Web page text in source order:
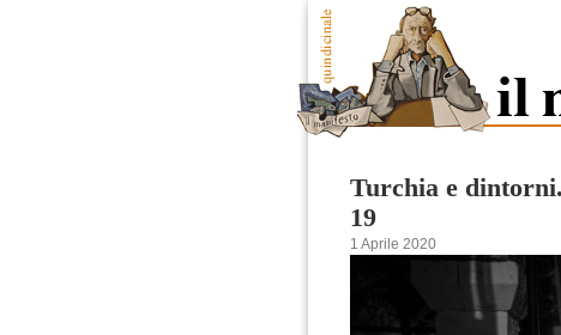
Turchia e
19
1 Aprile 2020